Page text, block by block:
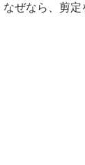
ぜなら、剪